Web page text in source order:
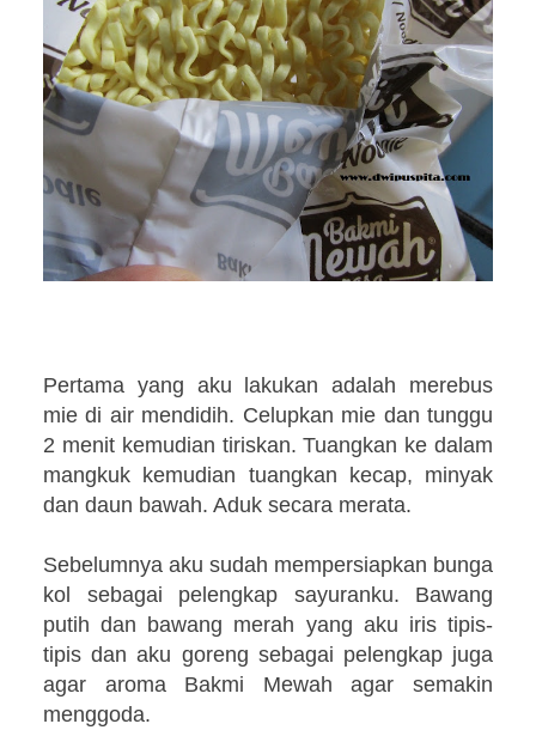
Pertama yang aku lakukan adalah merebus
mie di air mendidih. Celupkan mie dan tunggu
2 menit kemudian tiriskan. Tuangkan ke dalam
mangkuk kemudian tuangkan kecap, minyak
dan daun bawah. Aduk secara merata.
Sebelumnya aku sudah mempersiapkan bunga
kol sebagai pelengkap sayuranku. Bawang
putih dan bawang merah yang aku iris tipis-
tipis dan aku goreng sebagai pelengkap juga
agar aroma Bakmi Mewah agar semakin
menggoda.